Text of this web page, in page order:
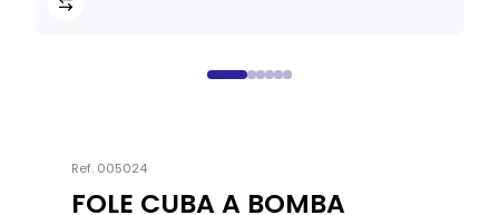
Ref. 005024
FOLE CUBA A BOMBA